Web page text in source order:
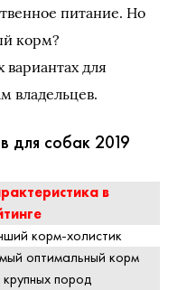
питание. Но
корм?
для
владельцев.
для собак 2019
в
корм-холистик
оптимальный корм
пород